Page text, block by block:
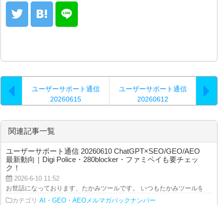
ユーザーサポート通信
20260615
代のSEO攻略｜
280blocker/DAZN/父の日ま
で“今”をつなぐトレンド整理
ユーザーサポート通信
20260612
向と「広告ブロック」進
も一気読み！
関連記事一覧
ユーザーサポート通信 20260610 ChatGPT×SEO/GEO/AEO
最新動向｜Digi Police・280blocker・ファミペイも要チェッ
ク！
2026-6-10 11:52
お世話になっております、たかみツールです。 いつもたかみツールをご
カテゴリ AI・GEO・AEOメルマガバックナンバー